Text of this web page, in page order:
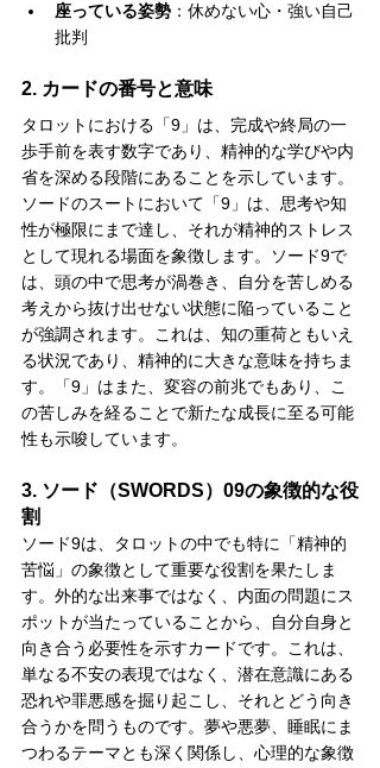
座っている姿勢 ：休めない心・強い自己
批判
2. カードの番号と意味
タロットにおける「9」は、完成や終局の一
歩手前を表す数字であり、精神的な学びや内
省を深める段階にあることを示しています。
ソードのスートにおいて「9」は、思考や知
性が極限にまで達し、それが精神的ストレス
として現れる場面を象徴します。ソード9で
は、頭の中で思考が渦巻き、自分を苦しめる
考えから抜け出せない状態に陥っていること
が強調されます。これは、知の重荷ともいえ
る状況であり、精神的に大きな意味を持ちま
す。「9」はまた、変容の前兆でもあり、こ
の苦しみを経ることで新たな成長に至る可能
性も示唆しています。
3. ソード（SWORDS）09の象徴的な役
割
ソード9は、タロットの中でも特に「精神的
苦悩」の象徴として重要な役割を果たしま
す。外的な出来事ではなく、内面の問題にス
ポットが当たっていることから、自分自身と
向き合う必要性を示すカードです。これは、
単なる不安の表現ではなく、潜在意識にある
恐れや罪悪感を掘り起こし、それとどう向き
合うかを問うものです。夢や悪夢、睡眠にま
つわるテーマとも深く関係し、心理的な象徴